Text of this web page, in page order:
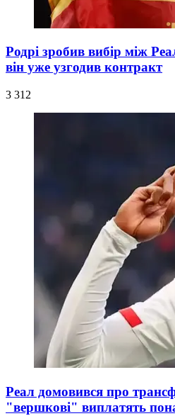
Родрі зробив вибір між
він уже узгодив контракт
3 312
Реал домовився про
"вершкові" виплатять